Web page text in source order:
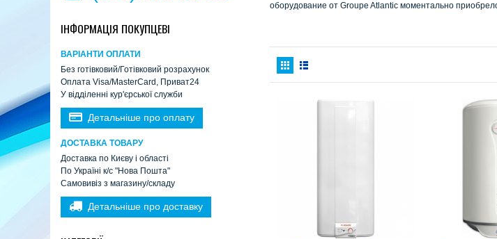
ІНФОРМАЦІЯ ПОКУПЦЕВІ
ВАРІАНТИ ОПЛАТИ
Без готівковий/Готівковий розрахунок
Оплата Visa/MasterCard, Приват24
У відділенні кур'єрської служби
Детальніше про оплату
ДОСТАВКА ТОВАРУ
Доставка по Києву і області
По Україні к/с "Нова Пошта"
Самовивіз з магазину/складу
Детальніше про доставку
оборудование от Groupe Atlantic моментально